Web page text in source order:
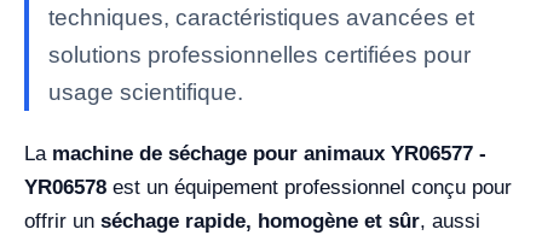
techniques, caractéristiques avancées et
solutions professionnelles certifiées pour
usage scientifique.
La machine de séchage pour animaux YR06577 -
YR06578 est un équipement professionnel conçu pour
offrir un séchage rapide, homogène et sûr, aussi